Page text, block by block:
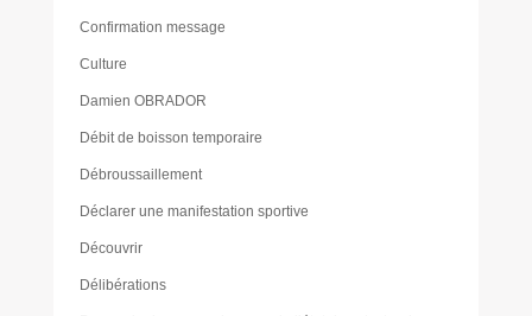
Confirmation message
Culture
Damien OBRADOR
Débit de boisson temporaire
Débroussaillement
Déclarer une manifestation sportive
Découvrir
Délibérations